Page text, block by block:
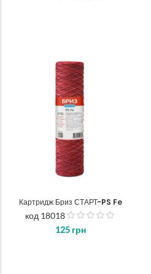
Картридж Бриз СТАРТ-PS Fe
код 18018
125 грн